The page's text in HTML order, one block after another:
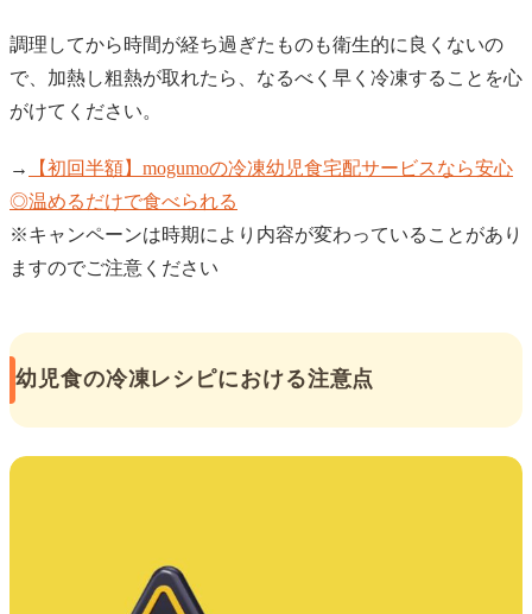
調理してから時間が経ち過ぎたものも衛生的に良くないの
で、加熱し粗熱が取れたら、なるべく早く冷凍することを心
がけてください。
→
【初回半額】mogumoの冷凍幼児食宅配サービスなら安心
◎温めるだけで食べられる
※キャンペーンは時期により内容が変わっていることがあり
ますのでご注意ください
幼児食の冷凍レシピにおける注意点